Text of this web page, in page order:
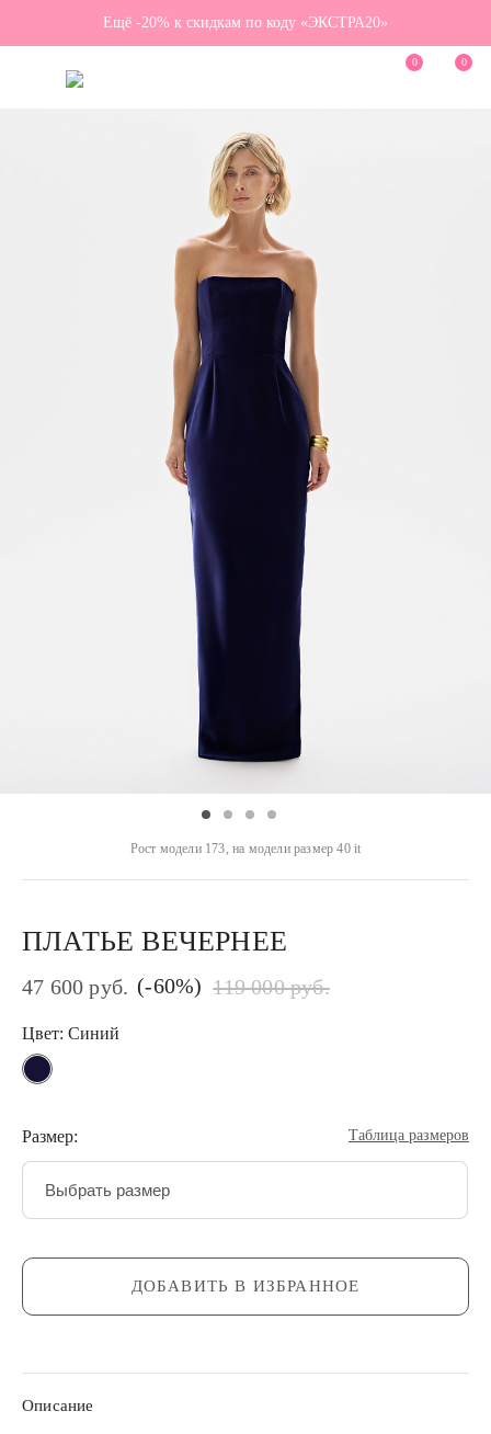
0 0
Ещё -20% к скидкам по коду «ЭКСТРА20»
Рост модели 173, на модели размер 40 it
ПЛАТЬЕ ВЕЧЕРНЕЕ
47 600 руб. (-60%) 119 000 руб.
Цвет: Синий
Размер: Таблица размеров
Выбрать размер
ДОБАВИТЬ В ИЗБРАННОЕ
Описание